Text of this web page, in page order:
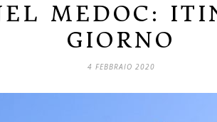
MEDOC:
GIORNO
4 FEBBRAIO 2020